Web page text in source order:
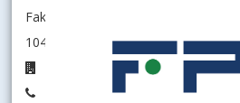
Fakulta podnikového manažmentu
104003 - Katedra manažmentu
+421 2 6729 5606